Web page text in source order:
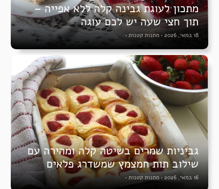
מתכון לעוגת גבינה קלה ללא אפייה –
תוך חצי שעה יש לכם עוגה
18 במאי, 2026 • מתנות קטנות •
גביניות שמרים בשיטה קלה ומהירה עם
שילוב תות חמצמץ שמשדרג פלאים
16 במאי, 2026 •מתנות קטנות •